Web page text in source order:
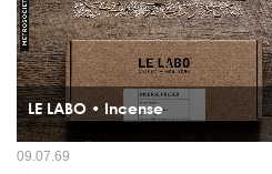
LE LABO • Incense
ธูปหอมชุดนี้ได้รับการรังสรรค์อย่างประณีตใน
ที่ยังคงสืบทอดศาสตร์ดั้งเดิมของญี่ปุ่น ทุกแท่ง
09.07.69